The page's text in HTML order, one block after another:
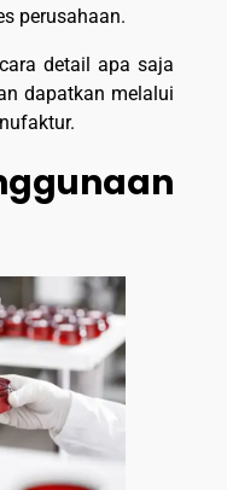
perusahaan.
detail apa saja
dapatkan melalui